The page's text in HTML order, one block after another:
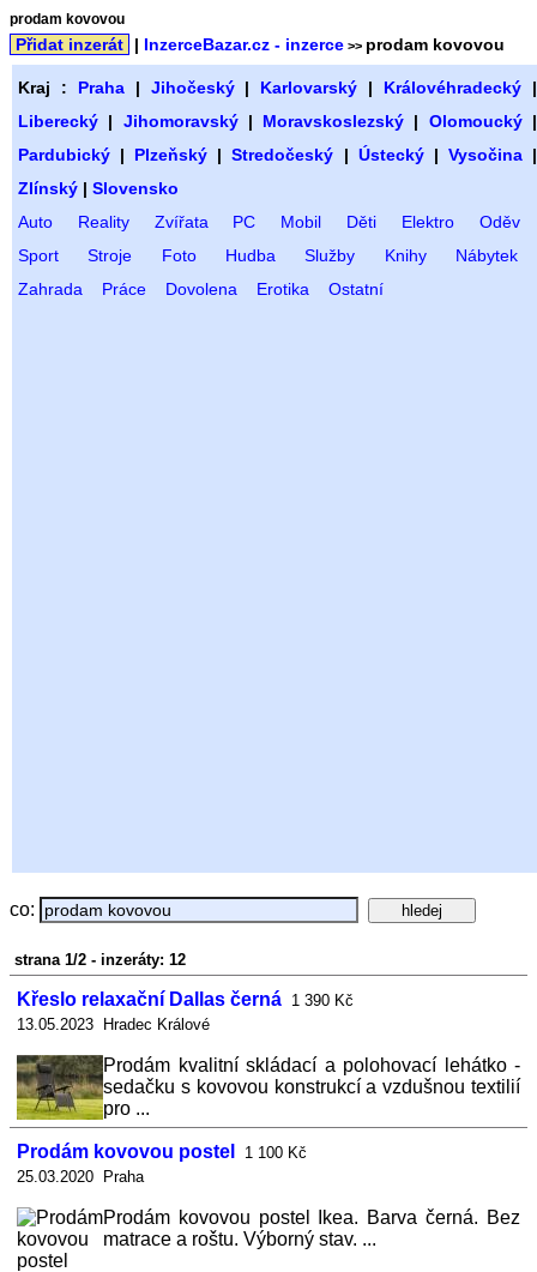
prodam kovovou
Přidat inzerát | InzerceBazar.cz - inzerce >> prodam kovovou
Kraj : Praha| Jihočeský| Karlovarský | Královéhradecký |
Liberecký | Jihomoravský| Moravskoslezský | Olomoucký|
Pardubický | Plzeňský |Stredočeský | Ústecký| Vysočina|
Zlínský | Slovensko
Auto
Reality Zvířata PC Mobil Děti Elektro
Oděv
Sport
Stroje Foto Hudba Služby Knihy
Nábytek
Zahrada
Práce Dovolena Erotika Ostatní
co:
strana 1/2 - inzeráty: 12
Křeslo relaxační Dallas černá 1 390 Kč
13.05.2023 Hradec Králové
Prodám kvalitní skládací a polohovací lehátko -
sedačku s kovovou konstrukcí a vzdušnou textilií
pro ...
Prodám kovovou postel
1 100 Kč
25.03.2020 Praha
Prodám kovovou postel Ikea. Barva černá. Bez
matrace a roštu. Výborný stav. ...